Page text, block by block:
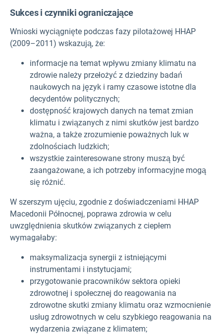
Sukces i czynniki ograniczające
Wnioski wyciągnięte podczas fazy pilotażowej HHAP
(2009–2011) wskazują, że:
informacje na temat wpływu zmiany klimatu na
zdrowie należy przełożyć z dziedziny badań
naukowych na język i ramy czasowe istotne dla
decydentów politycznych;
dostępność krajowych danych na temat zmian
klimatu i związanych z nimi skutków jest bardzo
ważna, a także zrozumienie poważnych luk w
zdolnościach ludzkich;
wszystkie zainteresowane strony muszą być
zaangażowane, a ich potrzeby informacyjne mogą
się różnić.
W szerszym ujęciu, zgodnie z doświadczeniami HHAP
Macedonii Północnej, poprawa zdrowia w celu
uwzględnienia skutków związanych z ciepłem
wymagałaby:
maksymalizacja synergii z istniejącymi
instrumentami i instytucjami;
przygotowanie pracowników sektora opieki
zdrowotnej i społecznej do reagowania na
zdrowotne skutki zmiany klimatu oraz wzmocnienie
usług zdrowotnych w celu szybkiego reagowania na
wydarzenia związane z klimatem;